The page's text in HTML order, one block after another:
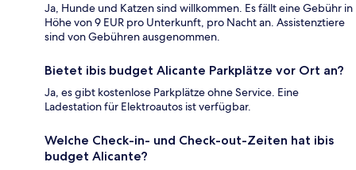
Ja, Hunde und Katzen sind willkommen. Es fällt eine Gebühr in
Höhe von 9 EUR pro Unterkunft, pro Nacht an. Assistenztiere
sind von Gebühren ausgenommen.
Bietet ibis budget Alicante Parkplätze vor Ort an?
Ja, es gibt kostenlose Parkplätze ohne Service. Eine
Ladestation für Elektroautos ist verfügbar.
Welche Check-in- und Check-out-Zeiten hat ibis
budget Alicante?